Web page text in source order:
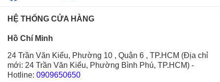
HỆ THỐNG CỬA HÀNG
Hồ Chí Minh
24 Trần Văn Kiểu, Phường 10 , Quận 6 , TP.HCM (Địa chỉ
mới: 24 Trần Văn Kiểu, Phường Bình Phú, TP.HCM) -
Hotline: 0909650650